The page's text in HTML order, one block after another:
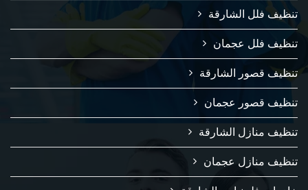
تنظيف فلل الشارقة
تنظيف فلل عجمان
تنظيف قصور الشارقة
تنظيف قصور عجمان
تنظيف منازل الشارقة
تنظيف منازل عجمان